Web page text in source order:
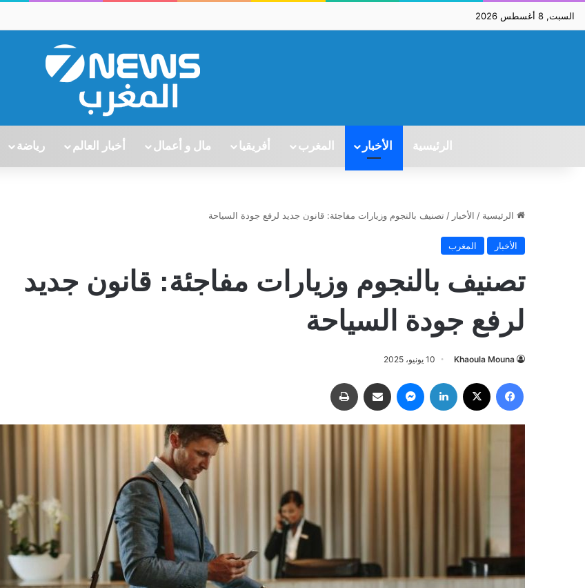
السبت, 8 أغسطس 2026
الرئيسية الأخبار المغرب أفريقيا مال و أعمال أخبار العالم رياضة
الرئيسية / الأخبار / تصنيف بالنجوم وزيارات مفاجئة: قانون جديد لرفع جودة السياحة
الأخبار المغرب
تصنيف بالنجوم وزيارات مفاجئة: قانون جديد
لرفع جودة السياحة
Khaoula Mouna 10 يونيو، 2025